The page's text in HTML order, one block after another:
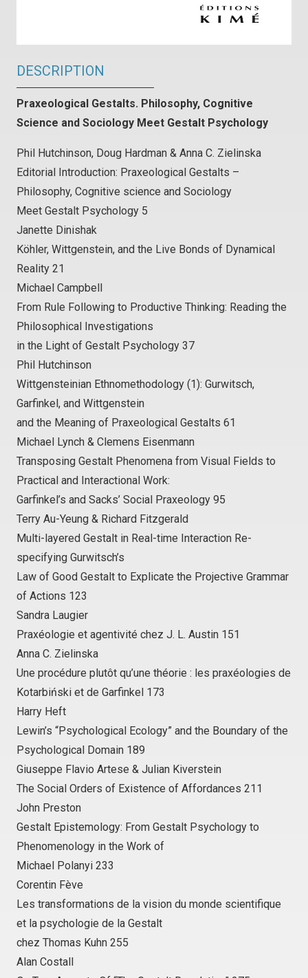
DESCRIPTION
Praxeological Gestalts. Philosophy, Cognitive
Science and Sociology Meet Gestalt Psychology
Phil Hutchinson, Doug Hardman & Anna C. Zielinska
Editorial Introduction: Praxeological Gestalts –
Philosophy, Cognitive science and Sociology
Meet Gestalt Psychology 5
Janette Dinishak
Köhler, Wittgenstein, and the Live Bonds of Dynamical
Reality 21
Michael Campbell
From Rule Following to Productive Thinking: Reading the
Philosophical Investigations
in the Light of Gestalt Psychology 37
Phil Hutchinson
Wittgensteinian Ethnomethodology (1): Gurwitsch,
Garfinkel, and Wittgenstein
and the Meaning of Praxeological Gestalts 61
Michael Lynch & Clemens Eisenmann
Transposing Gestalt Phenomena from Visual Fields to
Practical and Interactional Work:
Garfinkel’s and Sacks’ Social Praxeology 95
Terry Au-Yeung & Richard Fitzgerald
Multi-layered Gestalt in Real-time Interaction Re-
specifying Gurwitsch’s
Law of Good Gestalt to Explicate the Projective Grammar
of Actions 123
Sandra Laugier
Praxéologie et agentivité chez J. L. Austin 151
Anna C. Zielinska
Une procédure plutôt qu’une théorie : les praxéologies de
Kotarbiński et de Garfinkel 173
Harry Heft
Lewin’s “Psychological Ecology” and the Boundary of the
Psychological Domain 189
Giuseppe Flavio Artese & Julian Kiverstein
The Social Orders of Existence of Affordances 211
John Preston
Gestalt Epistemology: From Gestalt Psychology to
Phenomenology in the Work of
Michael Polanyi 233
Corentin Fève
Les transformations de la vision du monde scientifique
et la psychologie de la Gestalt
chez Thomas Kuhn 255
Alan Costall